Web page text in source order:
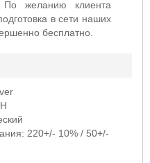
По желанию клиента
в сети наших
бесплатно.
220+/- 10% / 50+/-